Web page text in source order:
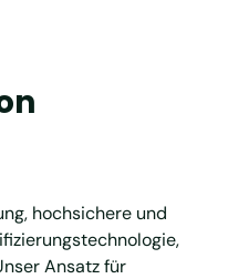
hochsichere und
Ansatz für